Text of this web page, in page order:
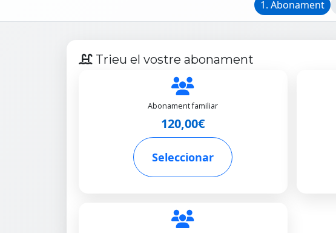
1. Abonament
Trieu el vostre abonament
Abonament familiar
120,00€
Seleccionar